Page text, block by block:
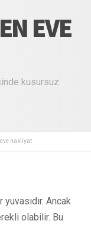
EVE
kusursuz
nakliyat
Ancak
olabilir. Bu